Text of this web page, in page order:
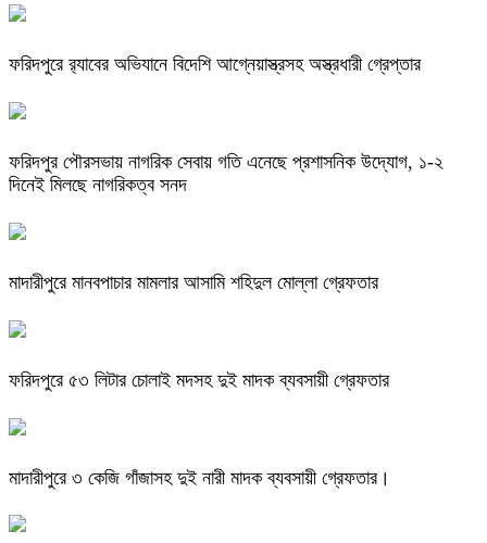
ফরিদপুরে র‌্যাবের অভিযানে বিদেশি আগ্নেয়াস্ত্রসহ অস্ত্রধারী গ্রেপ্তার
ফরিদপুর পৌরসভায় নাগরিক সেবায় গতি এনেছে প্রশাসনিক উদ্যোগ, ১-২
দিনেই মিলছে নাগরিকত্ব সনদ
মাদারীপুরে মানবপাচার মামলার আসামি শহিদুল মোল্লা গ্রেফতার
ফরিদপুরে ৫৩ লিটার চোলাই মদসহ দুই মাদক ব্যবসায়ী গ্রেফতার
মাদারীপুরে ৩ কেজি গাঁজাসহ দুই নারী মাদক ব্যবসায়ী গ্রেফতার।